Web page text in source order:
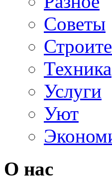
Советы
Техника
Услуги
Уют
О нас